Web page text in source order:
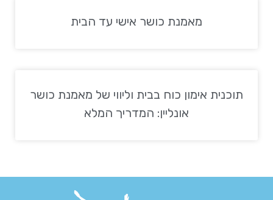
מאמנת כושר אישי עד הבית
תוכנית אימון כוח בבית וליווי של מאמנת כושר
אונליין: המדריך המלא